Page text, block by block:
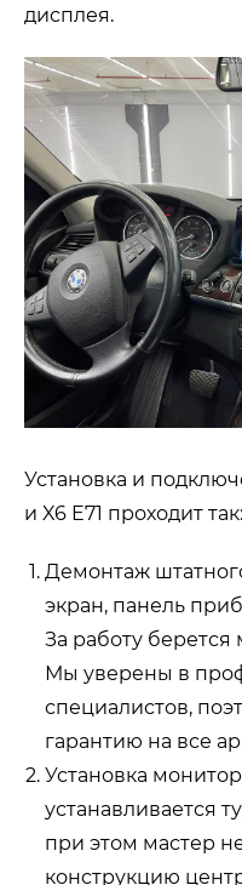
дисплея.
Установка и
и X6 E71 проходит так:
Демонтаж
экран, панель
За работу берется
Мы уверены в
специалистов,
гарантию на все
Установка
устанавливается
при этом мастер
конструкцию